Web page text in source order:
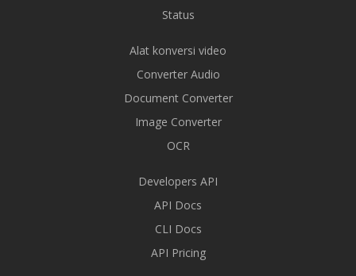
Status
Alat konversi video
Converter Audio
Document Converter
Image Converter
OCR
Developers API
API Docs
CLI Docs
API Pricing